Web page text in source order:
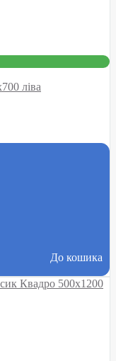
ліва
До кошика